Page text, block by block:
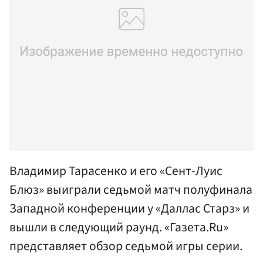
Владимир Тарасенко и его «Сент-Луис
Блюз» выиграли седьмой матч полуфинала
Западной конференции у «Даллас Старз» и
вышли в следующий раунд. «Газета.Ru»
представляет обзор седьмой игры серии.